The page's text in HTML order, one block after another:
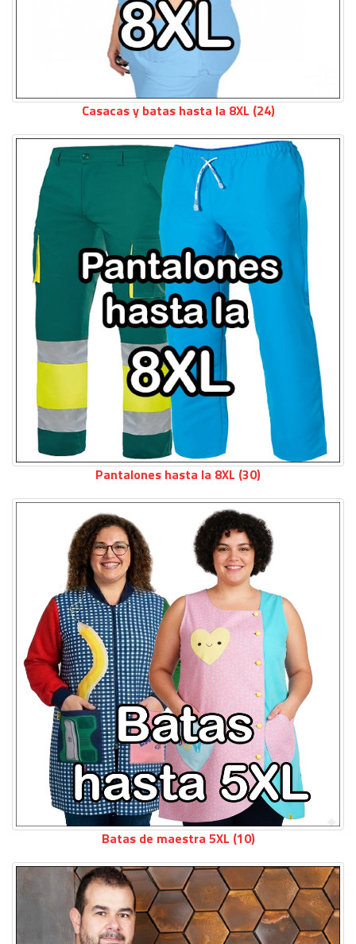
Casacas y batas hasta la 8XL (24)
Pantalones hasta la 8XL (30)
Batas de maestra 5XL (10)